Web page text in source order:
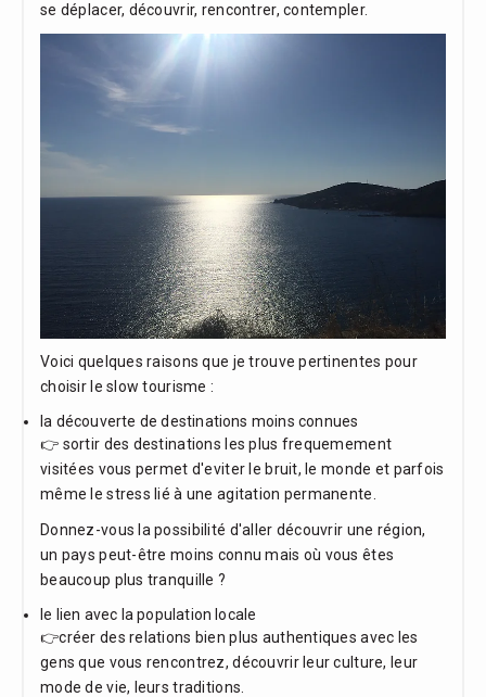
se déplacer, découvrir, rencontrer, contempler.
Voici quelques raisons que je trouve pertinentes pour
choisir le slow tourisme :
la découverte de destinations moins connues
👉 sortir des destinations les plus frequemement
visitées vous permet d'eviter le bruit, le monde et parfois
même le stress lié à une agitation permanente.
Donnez-vous la possibilité d'aller découvrir une région,
un pays peut-être moins connu mais où vous êtes
beaucoup plus tranquille ?
le lien avec la population locale
👉créer des relations bien plus authentiques avec les
gens que vous rencontrez, découvrir leur culture, leur
mode de vie, leurs traditions.